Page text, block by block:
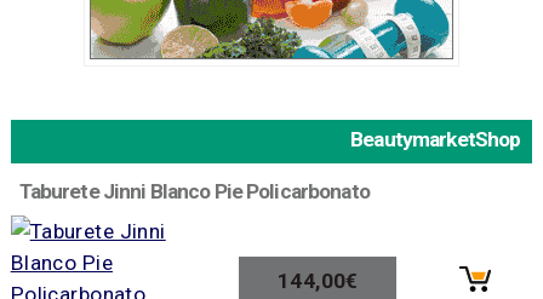
BeautymarketShop
Taburete Jinni Blanco Pie Policarbonato
144,00€